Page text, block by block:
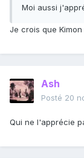
Moi aussi
Je crois que
Ash
Posté 20
Qui ne l'apprécie